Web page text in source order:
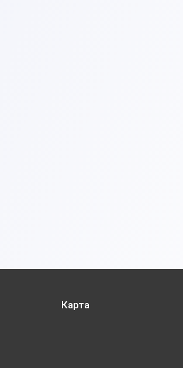
Карта